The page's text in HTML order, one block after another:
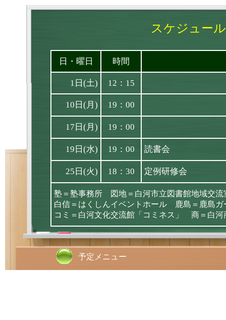
スケジュー
日・曜日 時間
1日(土) 12：15
10日(月) 19：00
17日(月) 19：00
19日(水) 19：00 読書会
25日(火) 18：30 定例研修会
塾＝塾事務所 図地＝白河市立図書館地域交
白信＝はくしんイベントホール 鹿島＝鹿島
コミ＝白河文化交流館「コミネス」 商＝白
予定メニュー